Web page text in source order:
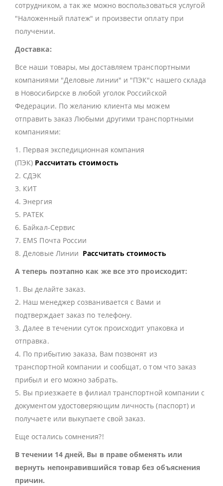
сотрудником, а так же можно воспользоваться услугой
"Наложенный платеж" и произвести оплату при
получении.
Доставка:
Все наши товары, мы доставляем транспортными
компаниями "Деловые линии" и "ПЭК"с нашего склада
в Новосибирске в любой уголок Российской
Федерации. По желанию клиента мы можем
отправить заказ Любыми другими транспортными
компаниями:
1. Первая экспедиционная компания
(ПЭК) Рассчитать стоимость
2. СДЭК
3. КИТ
4. Энергия
5. РАТЕК
6. Байкал-Сервис
7. EMS Почта России
8. Деловые Линии Рассчитать стоимость
А теперь поэтапно как же все это происходит:
1. Вы делайте заказ.
2. Наш менеджер созванивается с Вами и
подтверждает заказ по телефону.
3. Далее в течении суток происходит упаковка и
отправка.
4. По прибытию заказа, Вам позвонят из
транспортной компании и сообщат, о том что заказ
прибыл и его можно забрать.
5. Вы приезжаете в филиал транспортной компании с
документом удостоверяющим личность (паспорт) и
получаете или выкупаете свой заказ.
Еще остались сомнения?!
В течении 14 дней, Вы в праве обменять или
вернуть непонравившийся товар без объяснения
причин.